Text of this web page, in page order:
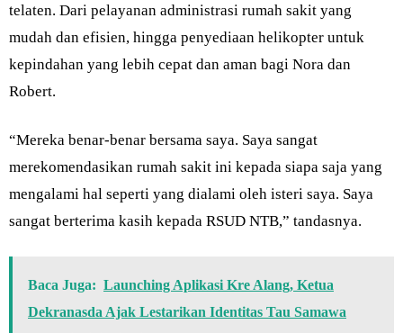
telaten. Dari pelayanan administrasi rumah sakit yang
mudah dan efisien, hingga penyediaan helikopter untuk
kepindahan yang lebih cepat dan aman bagi Nora dan
Robert.
“Mereka benar-benar bersama saya. Saya sangat
merekomendasikan rumah sakit ini kepada siapa saja yang
mengalami hal seperti yang dialami oleh isteri saya. Saya
sangat berterima kasih kepada RSUD NTB,” tandasnya.
Baca Juga: Launching Aplikasi Kre Alang, Ketua
Dekranasda Ajak Lestarikan Identitas Tau Samawa